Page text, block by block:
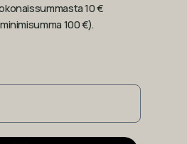
10 €
100 €).